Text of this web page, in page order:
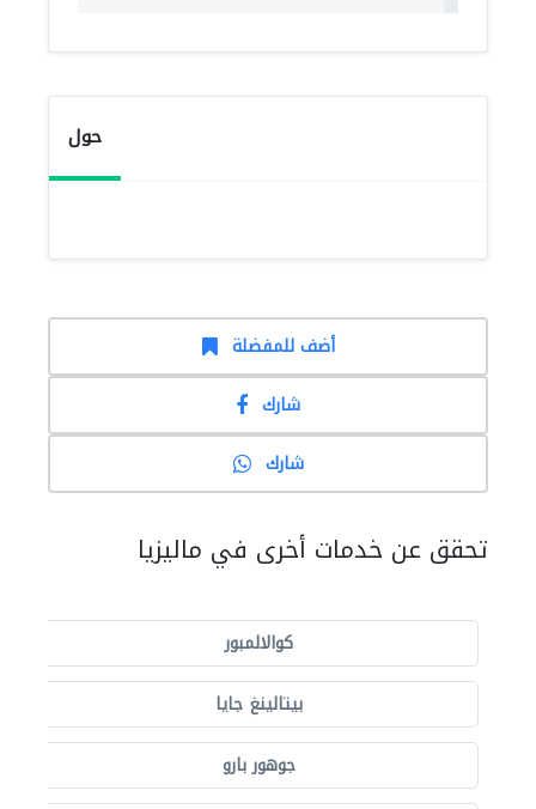
حول
أضف للمفضلة
شارك
شارك
تحقق عن خدمات أخرى في ماليزيا
كوالالمبور
بيتالينغ جايا
جوهور بارو